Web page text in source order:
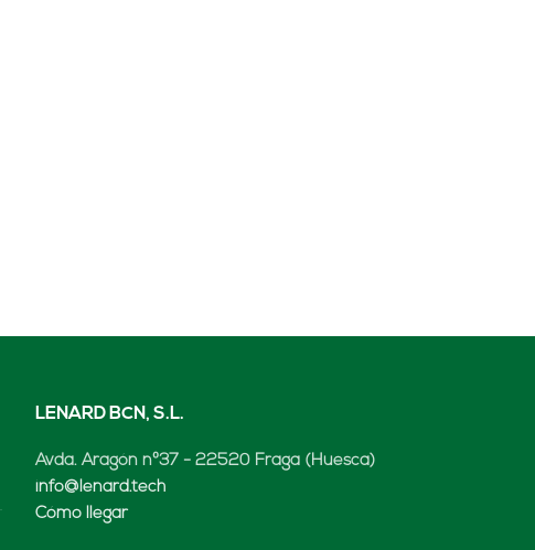
LENARD BCN, S.L.
Avda. Aragón nº37 - 22520 Fraga (Huesca)
info@lenard.tech
Cómo llegar